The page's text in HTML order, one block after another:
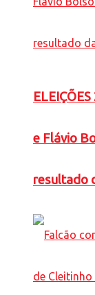
e Flávio
resultado